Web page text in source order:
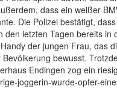
dass ein weißer
Die Polizei bestätigt,
letzten Tagen bereits in
der jungen Frau, das
bewusst.
Endingen zog ein
joggerin-wurde-opfer-